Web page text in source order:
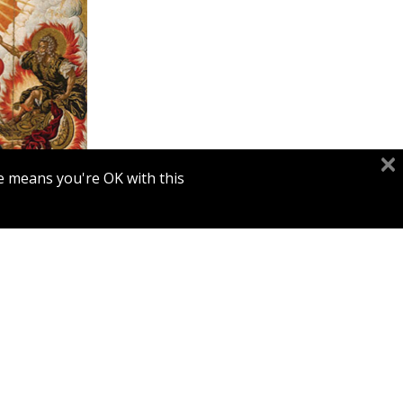
יהודה
you're OK with this.